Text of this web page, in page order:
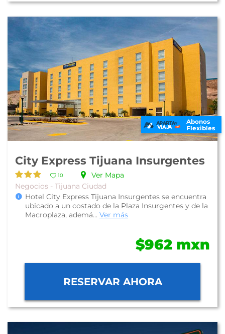
Abonos
Flexibles
City Express Tijuana Insurgentes
10
Ver Mapa
Negocios - Tijuana Ciudad
Hotel City Express Tijuana Insurgentes se encuentra
ubicado a un costado de la Plaza Insurgentes y de la
Macroplaza, ademá... Ver más
$962 mxn
RESERVAR AHORA